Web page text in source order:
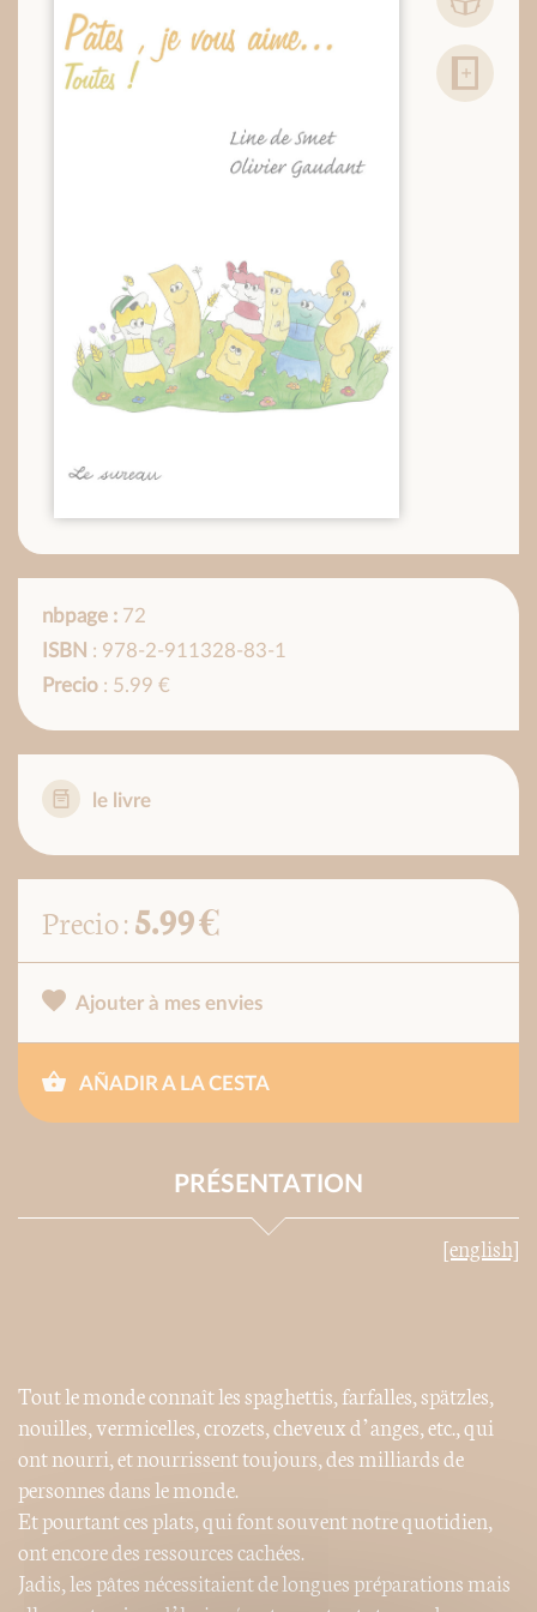
nbpage : 72
ISBN : 978-2-911328-83-1
Precio : 5.99 €
le livre
Precio :5.99 €
Ajouter à mes envies
AÑADIR A LA CESTA
PRÉSENTATION
[english]
Tout le monde connaît les spaghettis,farfalles,spätzles,
nouilles, vermicelles,crozets, cheveux d’anges, etc., qui
ont nourri, et nourrissent toujours, des milliards de
personnes dans le monde.
Et pourtant ces plats, qui font souvent notre quotidien,
ont encore des ressources cachées.
Jadis, les pâtes nécessitaient de longues préparations mais